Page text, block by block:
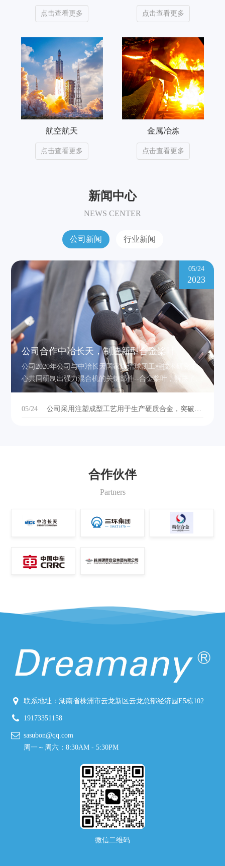
点击查看更多 点击查看更多
航空航天
点击查看更多
金属冶炼
点击查看更多
新闻中心
NEWS CENTER
公司新闻 行业新闻
05/24
2023
公司合作中冶长天，制造新型合金桨叶
公司2020年公司与中冶长天国家烧结球团工程技术研究中
心共同研制出强力混合机的关键部件--合金桨叶，解决了桨
叶耐磨损问题，提高设备工作效率，实现了同类进口产品
05/24 公司采用注塑成型工艺用于生产硬质合金，突破高
合作伙伴
Partners
联系地址：湖南省株洲市云龙新区云龙总部经济园E5栋102
19173351158
sasubon@qq.com
周一～周六：8:30AM - 5:30PM
微信二维码